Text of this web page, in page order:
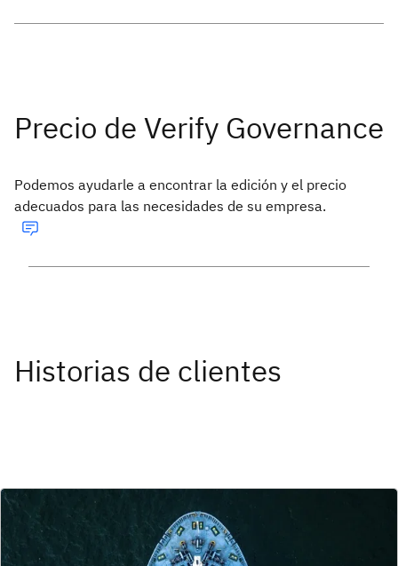
Podemos ayudarle a encontrar la edición y el precio
adecuados para las necesidades de su empresa.
Historias de clientes